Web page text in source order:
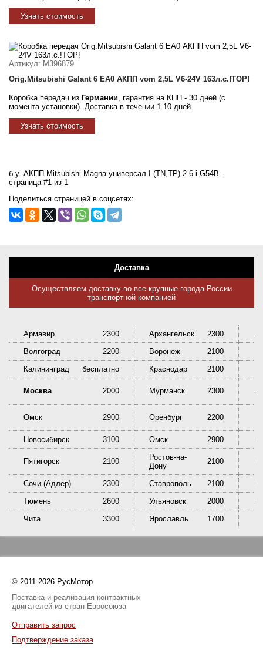
Узнать стоимость
Артикул: M396879
Orig.Mitsubishi Galant 6 EA0 АКПП vom 2,5L V6-24V 163л.с.!TOP!
Коробка передач из Германии, гарантия на КПП - 30 дней (с
момента установки). Доставка в течении 1-10 дней.
Узнать стоимость
б.у. АКПП Mitsubishi Magna универсал I (TN,TP) 2.6 i G54B -
страница #1 из 1
Поделиться страницей в соцсетях:
Доставка
Осуществляем доставку во все крупные города России
транспортной компанией
Армавир 2300 Архангельск 2300
Волгоград
2200 Воронеж 2100
Калининград
бесплатно Краснодар 2100
Москва 2000 Мурманск 2300
Омск 2900 Оренбург 2200
Новосибирск 3100 Омск 2900
Пятигорск 2100
Ростов-на-
Дону
2100
Сочи (Адлер) 2300 Ставрополь 2100
Тюмень
2600 Ульяновск 2000
Чита
3300 Ярославль 1700
© 2011-2026 РусМотор
Поставка и реализация контрактных
двигателей из стран Евросоюза
Отправить запрос
Подтверждение заказа